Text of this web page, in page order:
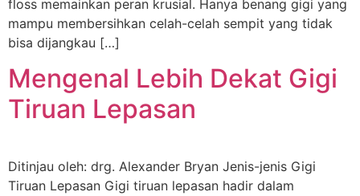
floss memainkan peran krusial. Hanya benang gigi yang
mampu membersihkan celah-celah sempit yang tidak
bisa dijangkau […]
Mengenal Lebih Dekat Gigi
Tiruan Lepasan
Ditinjau oleh: drg. Alexander Bryan Jenis-jenis Gigi
Tiruan Lepasan Gigi tiruan lepasan hadir dalam